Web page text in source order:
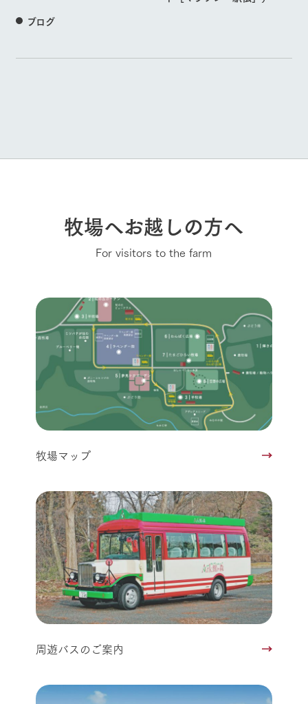
ブログ
牧場へお越しの方へ
For visitors to the farm
牧場マップ
周遊バスのご案内